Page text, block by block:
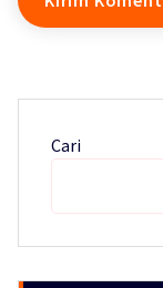
Cari